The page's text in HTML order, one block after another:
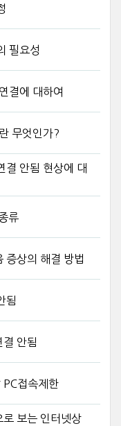
필요성
결에 대하여
무엇인가?
결 안됨 현상에 대
류
증상의 해결 방법
됨
안됨
PC접속제한
보는 인터넷상